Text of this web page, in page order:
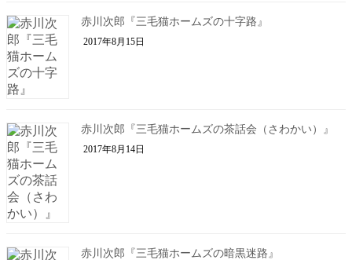
赤川次郎『三毛猫ホームズの十字路』
2017年8月15日
赤川次郎『三毛猫ホームズの茶話会（さわかい）』
2017年8月14日
赤川次郎『三毛猫ホームズの暗黒迷路』